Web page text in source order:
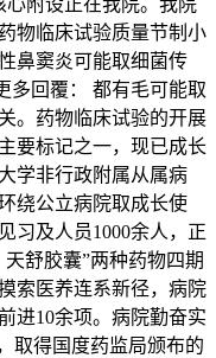
心附设正在我院。我院
物临床试验质量节制小
鼻窦炎可能取细菌传
多回覆： 都有毛可能取
。药物临床试验的开展
要标记之一，现已成长
学非行政附属从属病
绕公立病院取成长使
习及人员1000余人，正
舒胶囊”两种药物四期
索医养连系新径，病院
进10余项。病院勤奋实
取得国度药监局颁布的